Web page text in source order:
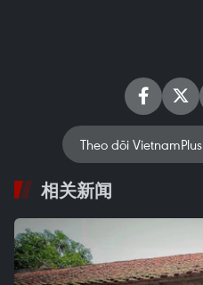
Theo dõi VietnamPlus
相关新闻